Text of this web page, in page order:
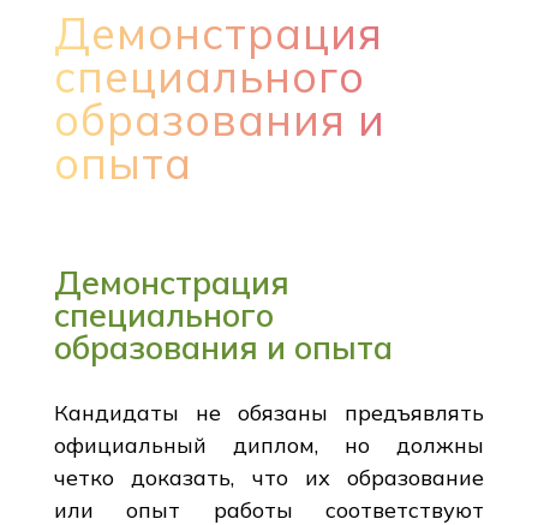
Демонстрация
специального
образования и
опыта
Демонстрация
специального
образования и опыта
Кандидаты не обязаны предъявлять
официальный диплом, но должны
четко доказать, что их образование
или опыт работы соответствуют